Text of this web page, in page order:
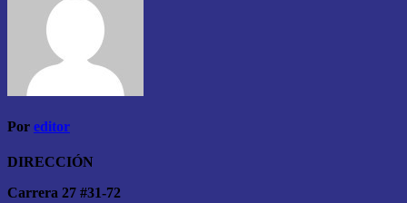
Por editor
DIRECCIÓN
Carrera 27 #31-72